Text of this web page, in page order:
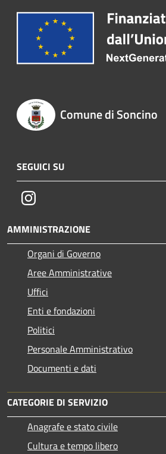
Comune di Soncino
SEGUICI SU
Instagram
AMMINISTRAZIONE
Organi di Governo
Aree Amministrative
Uffici
Enti e fondazioni
Politici
Personale Amministrativo
Documenti e dati
CATEGORIE DI SERVIZIO
Anagrafe e stato civile
Cultura e tempo libero